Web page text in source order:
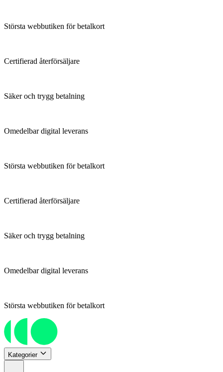
Största webbutiken för betalkort
Certifierad återförsäljare
Säker och trygg betalning
Omedelbar digital leverans
Största webbutiken för betalkort
Certifierad återförsäljare
Säker och trygg betalning
Omedelbar digital leverans
Största webbutiken för betalkort
Kategorier